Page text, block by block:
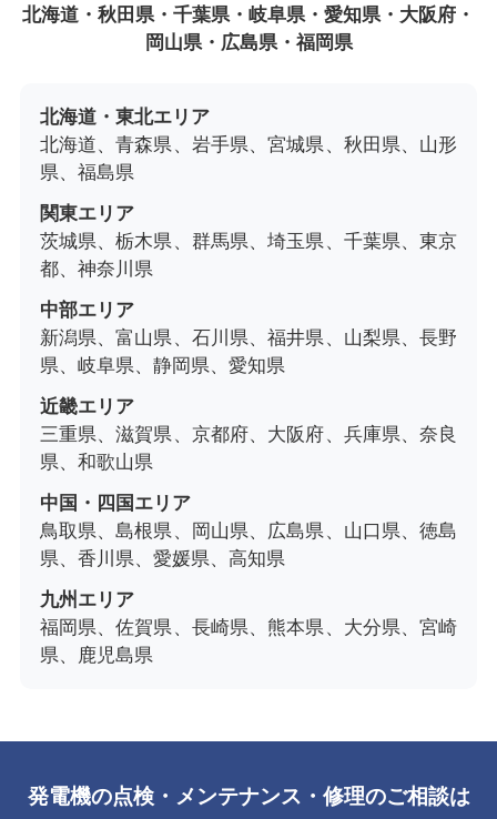
北海道・秋田県・千葉県・岐阜県・愛知県・大阪府・
岡山県・広島県・福岡県
北海道・東北エリア
北海道、青森県、岩手県、宮城県、秋田県、山形
県、福島県
関東エリア
茨城県、栃木県、群馬県、埼玉県、千葉県、東京
都、神奈川県
中部エリア
新潟県、富山県、石川県、福井県、山梨県、長野
県、岐阜県、静岡県、愛知県
近畿エリア
三重県、滋賀県、京都府、大阪府、兵庫県、奈良
県、和歌山県
中国・四国エリア
鳥取県、島根県、岡山県、広島県、山口県、徳島
県、香川県、愛媛県、高知県
九州エリア
福岡県、佐賀県、長崎県、熊本県、大分県、宮崎
県、鹿児島県
発電機の点検・メンテナンス・修理のご相談は